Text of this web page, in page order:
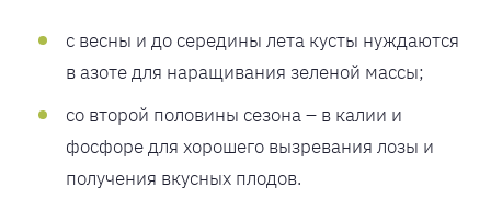
с весны и до середины лета кусты нуждаются
в азоте для наращивания зеленой массы;
со второй половины сезона – в калии и
фосфоре для хорошего вызревания лозы и
получения вкусных плодов.